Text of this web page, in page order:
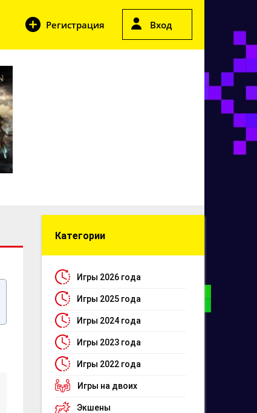
Регистрация Вход
Категории
Игры 2026 года
Игры 2025 года
Игры 2024 года
Игры 2023 года
Игры 2022 года
Игры на двоих
Экшены